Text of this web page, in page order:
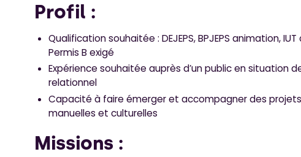
Profil :
Qualification souhaitée : DEJEPS, BPJEPS animation,
Permis B exigé
Expérience souhaitée auprès d’un public en situation
relationnel
Capacité à faire émerger et accompagner des
manuelles et culturelles
Missions :